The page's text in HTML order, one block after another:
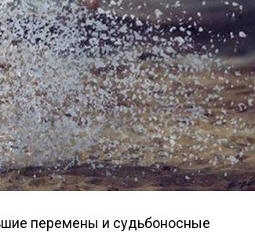
перемены и судьбоносные